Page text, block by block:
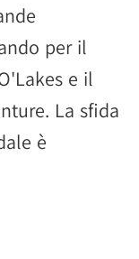
per il
e il
La sfida
è